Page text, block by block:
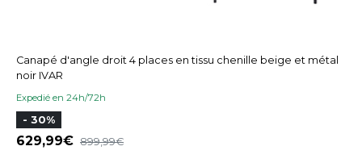
Canapé d'angle droit 4 places en tissu chenille beige et métal
noir IVAR
Expedié en 24h/72h
- 30%
629,99 899,99